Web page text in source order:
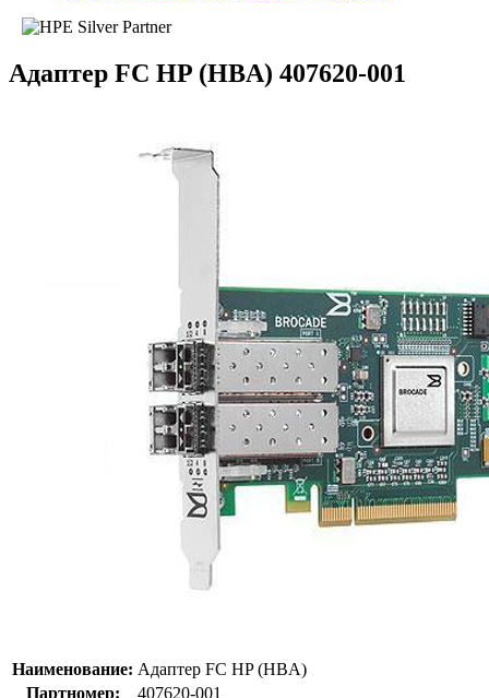
Адаптер FC HP (HBA) 407620-001
Наименование: Адаптер FC HP (HBA)
Партномер:
407620-001